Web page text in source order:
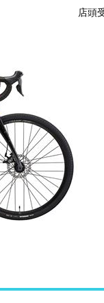
店頭